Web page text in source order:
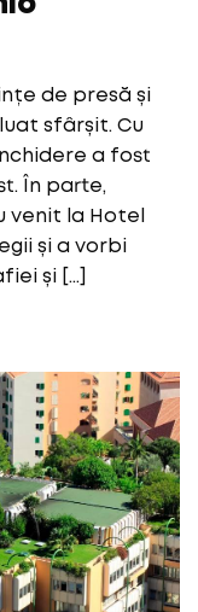
de presă și
sfârșit. Cu
a fost
În parte,
la Hotel
și a vorbi
și […]